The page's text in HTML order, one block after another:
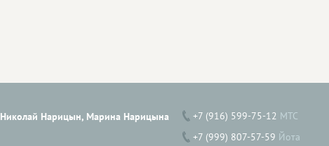
Николай Нарицын, Марина Нарицына +7 (916) 599-75-12 МТС
+7 (999) 807-57-59 Йота